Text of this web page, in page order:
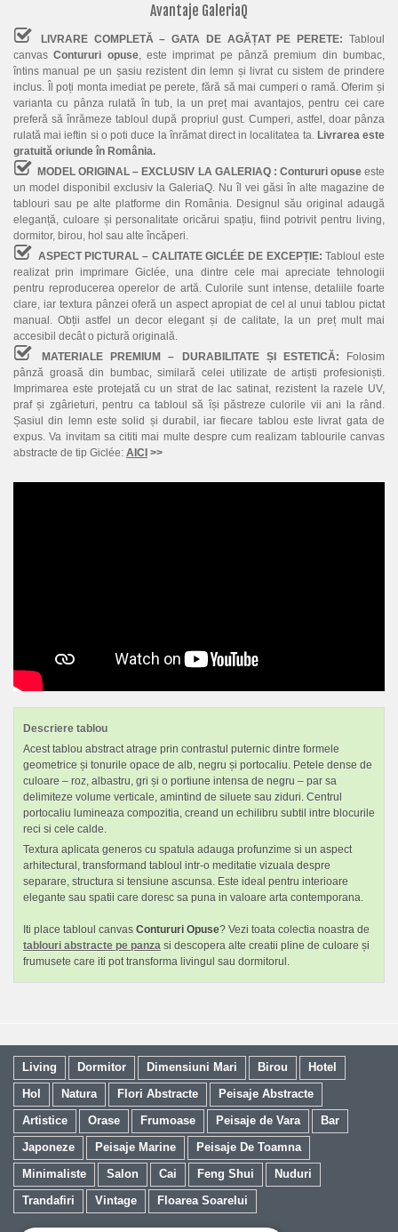
Avantaje GaleriaQ
LIVRARE COMPLETĂ – GATA DE AGĂȚAT PE PERETE:Tabloul
canvasContururi opuse, este imprimat pe pânză premium din bumbac,
întins manual pe un șasiu rezistent din lemn și livrat cu sistem de prindere
inclus. Îl poți monta imediat pe perete, fără să mai cumperi o ramă. Oferim și
varianta cu pânza rulată în tub, la un preț mai avantajos, pentru cei care
preferă să înrămeze tabloul după propriul gust. Cumperi, astfel, doar pânza
rulată mai ieftin si o poti duce la înrămat direct in localitatea ta. Livrarea este
gratuită oriunde în România.
MODEL ORIGINAL – EXCLUSIV LA GALERIAQ : Contururi opuseeste
un model disponibil exclusiv la GaleriaQ. Nu îl vei găsi în alte magazine de
tablouri sau pe alte platforme din România. Designul său original adaugă
eleganță, culoare și personalitate oricărui spațiu, fiind potrivit pentru living,
dormitor, birou, hol sau alte încăperi.
ASPECT PICTURAL – CALITATE GICLÉE DE EXCEPȚIE: Tabloul este
realizat prin imprimare Giclée, una dintre cele mai apreciate tehnologii
pentru reproducerea operelor de artă. Culorile sunt intense, detaliile foarte
clare, iar textura pânzei oferă un aspect apropiat de cel al unui tablou pictat
manual. Obții astfel un decor elegant și de calitate, la un preț mult mai
accesibil decât o pictură originală.
MATERIALE PREMIUM – DURABILITATE ȘI ESTETICĂ: Folosim
pânză groasă din bumbac, similară celei utilizate de artiști profesioniști.
Imprimarea este protejată cu un strat de lac satinat, rezistent la razele UV,
praf și zgârieturi, pentru ca tabloul să își păstreze culorile vii ani la rând.
Șasiul din lemn este solid și durabil, iar fiecare tablou este livrat gata de
expus. Va invitam sa cititi mai multe despre cum realizam tablourile canvas
abstracte de tip Giclée: AICI >>
Descriere tablou
Acest tablou abstract atrage prin contrastul puternic dintre formele
geometrice și tonurile opace de alb, negru și portocaliu. Petele dense de
culoare – roz, albastru, gri și o portiune intensa de negru – par sa
delimiteze volume verticale, amintind de siluete sau ziduri. Centrul
portocaliu lumineaza compozitia, creand un echilibru subtil intre blocurile
reci si cele calde.
Textura aplicata generos cu spatula adauga profunzime si un aspect
arhitectural, transformand tabloul intr-o meditatie vizuala despre
separare, structura si tensiune ascunsa. Este ideal pentru interioare
elegante sau spatii care doresc sa puna in valoare arta contemporana.
Iti place tabloul canvas Contururi Opuse? Vezi toata colectia noastra de
tablouri abstracte pe panza si descopera alte creatii pline de culoare și
frumusete care iti pot transforma livingul sau dormitorul.
Living Dormitor Dimensiuni Mari Birou
Hotel
Hol
Natura Flori Abstracte
Peisaje Abstracte
Artistice
Orase Frumoase Peisaje de Vara
Bar
Japoneze
Peisaje Marine
Peisaje De Toamna
Minimaliste
Salon Cai Feng Shui
Nuduri
Trandafiri
Vintage Floarea Soarelui